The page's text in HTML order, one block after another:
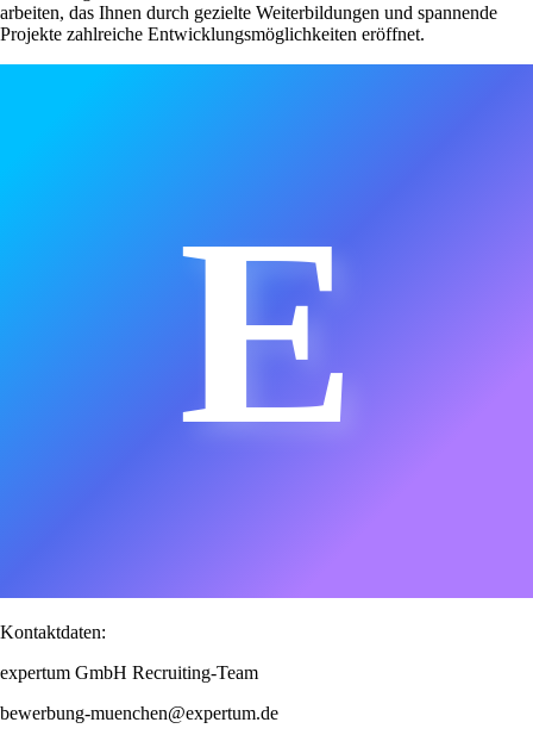
arbeiten, das Ihnen durch gezielte Weiterbildungen und spannende
Projekte zahlreiche Entwicklungsmöglichkeiten eröffnet.
E
Kontaktdaten:
expertum GmbH Recruiting-Team
bewerbung-muenchen@expertum.de